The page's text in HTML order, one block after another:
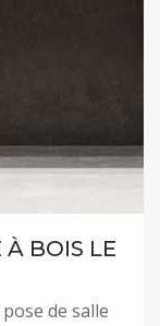
BOIS LE
de salle